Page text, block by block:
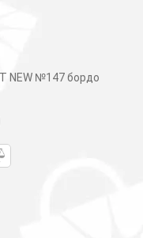
NEW №147 бордо